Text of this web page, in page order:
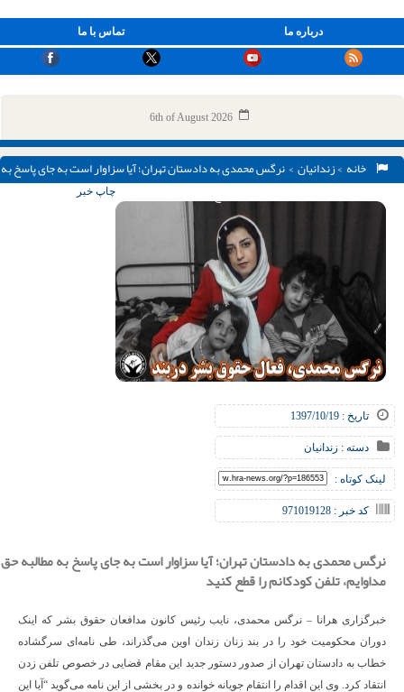
تماس با ما درباره ما
6th of August 2026
خانه >زندانیان> نرگس محمدی به دادستان تهران؛ آیا سزاوار است به جای پاسخ به
تاریخ : 1397/10/19
دسته : زندانیان
لینک کوتاه :
کد خبر : 971019128
چاپ خبر
نرگس محمدی به دادستان تهران؛ آیا سزاوار است به جای پاسخ به مطالبه حق
مداوایم، تلفن کودکانم را قطع کنید
خبرگزاری هرانا – نرگس محمدی، نایب رئیس کانون مدافعان حقوق بشر که اینک
دوران محکومیت خود را در بند زنان زندان اوین می‌گذراند، طی نامه‌ای سرگشاده
خطاب به دادستان تهران از صدور دستور جدید این مقام قضایی در خصوص تلفن زدن
انتقاد کرد. وی این اقدام را انتقام جویانه خوانده و در بخشی از این نامه می‌گوید “آیا این